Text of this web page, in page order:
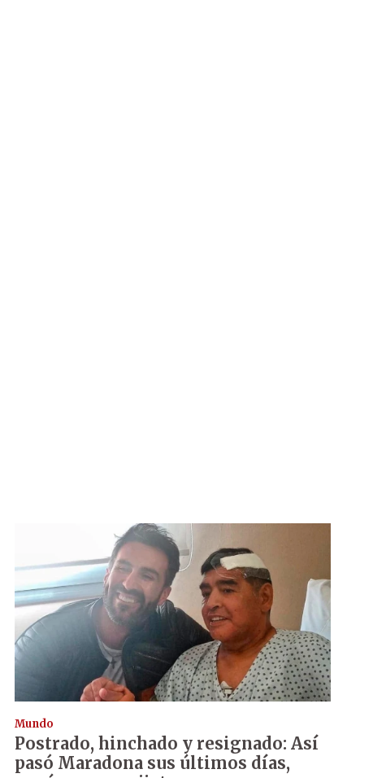
Mundo
Postrado, hinchado y resignado: Así
pasó Maradona sus últimos días,